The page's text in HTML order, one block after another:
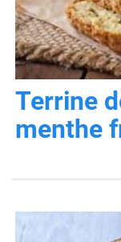
Terrine
menthe